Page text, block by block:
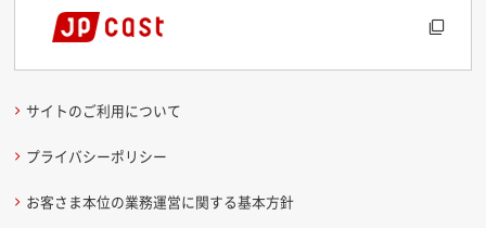
サイトのご利用について
プライバシーポリシー
お客さま本位の業務運営に関する基本方針